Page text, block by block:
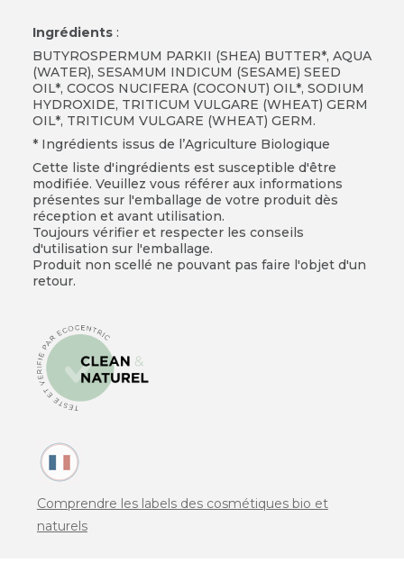
Ingrédients:
BUTYROSPERMUM PARKII (SHEA) BUTTER*, AQUA
(WATER), SESAMUM INDICUM (SESAME) SEED
OIL*, COCOS NUCIFERA (COCONUT) OIL*, SODIUM
HYDROXIDE, TRITICUM VULGARE (WHEAT) GERM
OIL*, TRITICUM VULGARE (WHEAT) GERM.
* Ingrédients issus de l’Agriculture Biologique
Cette liste d'ingrédients est susceptible d'être
modifiée. Veuillez vous référer aux informations
présentes sur l'emballage de votre produit dès
réception et avant utilisation.
Toujours vérifier et respecter les conseils
d'utilisation sur l'emballage.
Produit non scellé ne pouvant pas faire l'objet d'un
retour.
Comprendre les labels des cosmétiques bio et
naturels